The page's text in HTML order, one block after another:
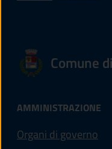
Comune
AMMINISTRAZIONE
Organi di governo